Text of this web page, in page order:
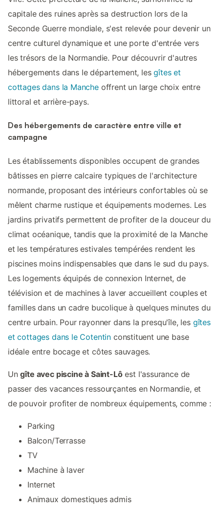
capitale des ruines après sa destruction lors de la
Seconde Guerre mondiale, s'est relevée pour devenir un
centre culturel dynamique et une porte d'entrée vers
les trésors de la Normandie. Pour découvrir d'autres
hébergements dans le département, lesgîtes et
cottages dans la Mancheoffrent un large choix entre
littoral et arrière-pays.
Des hébergements de caractère entre ville et
campagne
Les établissements disponibles occupent de grandes
bâtisses en pierre calcaire typiques de l'architecture
normande, proposant des intérieurs confortables où se
mêlent charme rustique et équipements modernes. Les
jardins privatifs permettent de profiter de la douceur du
climat océanique, tandis que la proximité de la Manche
et les températures estivales tempérées rendent les
piscines moins indispensables que dans le sud du pays.
Les logements équipés de connexion Internet, de
télévision et de machines à laver accueillent couples et
familles dans un cadre bucolique à quelques minutes du
centre urbain. Pour rayonner dans la presqu'île, les gîtes
et cottages dans le Cotentin constituent une base
idéale entre bocage et côtes sauvages.
Ungîte avec piscine à Saint-Lôest l'assurance de
passer des vacances ressourçantes en Normandie, et
de pouvoir profiter de nombreux équipements, comme :
Parking
Balcon/Terrasse
TV
Machine à laver
Internet
Animaux domestiques admis